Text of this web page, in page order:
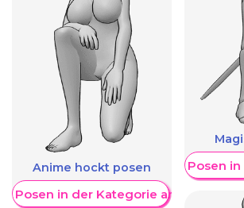
Anime hockt posen
Posen in der Kategorie anzeigen
Weitere Posen